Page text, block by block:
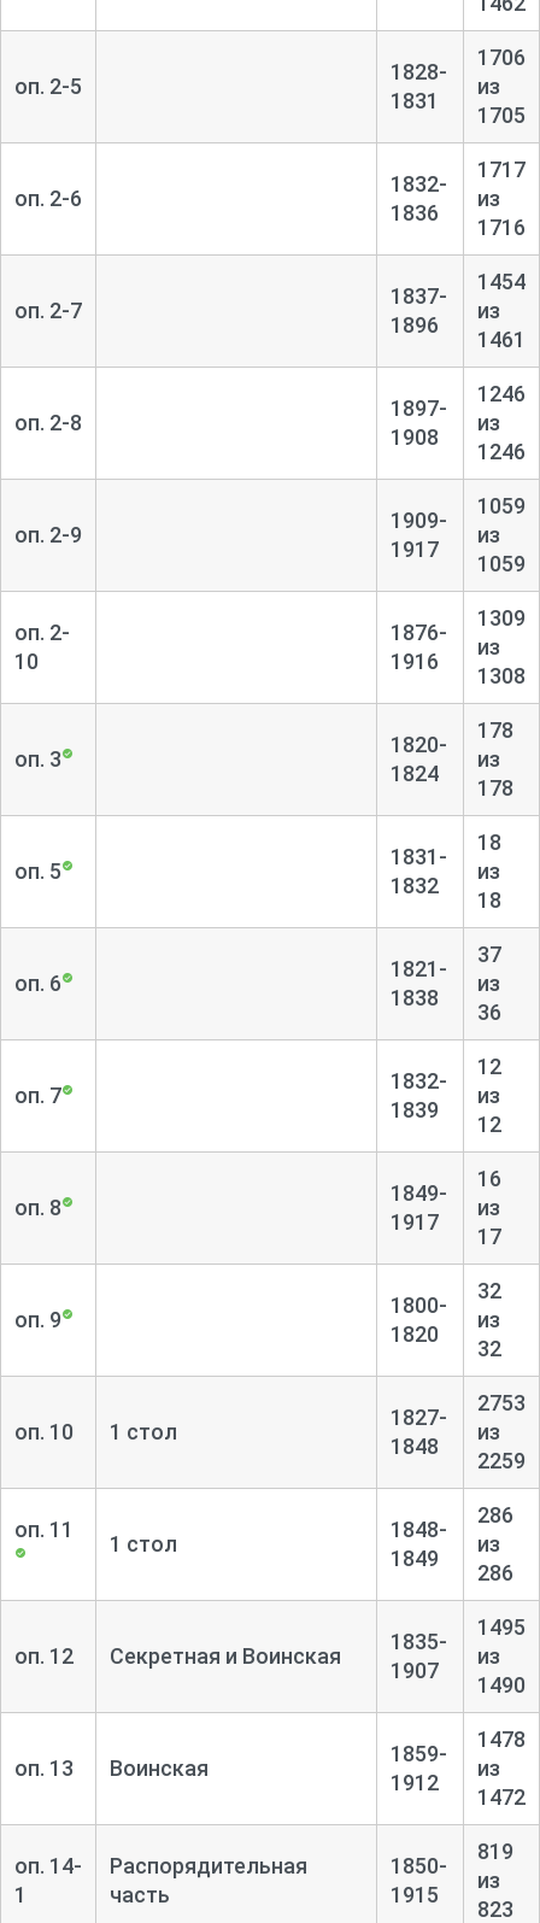
оп. 2-5
1828-
1831
1706
из
1705
оп. 2-6
1832-
1836
1717
из
1716
оп. 2-7
1837-
1896
1454
из
1461
оп. 2-8
1897-
1908
1246
из
1246
оп. 2-9
1909-
1917
1059
из
1059
оп. 2-
10
1876-
1916
1309
из
1308
оп. 3
1820-
1824
178
из
178
оп. 5
1831-
1832
18
из
18
оп. 6
1821-
1838
37
из
36
оп. 7
1832-
1839
12
из
12
оп. 8
1849-
1917
16
из
17
оп. 9
1800-
1820
32
из
32
оп. 10 1 стол
1827-
1848
2753
из
2259
оп. 11
1 стол
1848-
1849
286
из
286
оп. 12 Секретная и Воинская
1835-
1907
1495
из
1490
оп. 13 Воинская
1859-
1912
1478
из
1472
оп. 14-
1
Распорядительная
часть
1850-
1915
819
из
823